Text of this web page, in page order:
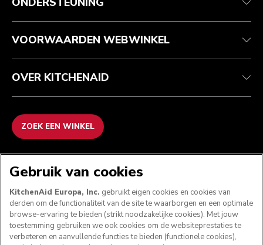
Garantie en documenten
Recupel
Imprint
ODR
VOORWAARDEN WEBWINKEL
OVER KITCHENAID
ZOEK EEN WINKEL
VOLG ONS
Gebruik van cookies
KitchenAid Europa, Inc. gebruikt eigen cookies en cookies van
derden om de functionaliteit van de site te waarborgen en een optimale
browse-ervaring te bieden (strikt noodzakelijke cookies). Met jouw
toestemming gebruiken we ook cookies om de websiteprestaties te
verbeteren en aanvullende functies te bieden (functionele cookies),